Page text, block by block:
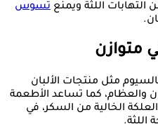
اللثة ويمنع تسوس
متوازن
مثل منتجات الألبان
والعظام، كما تساعد الأطعمة
الخالية من السكر، في
اللثة.